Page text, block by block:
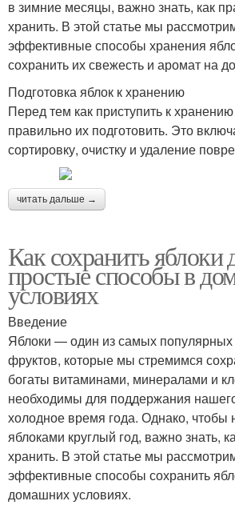
в зимние месяцы, важно знать, как
хранить. В этой статье мы
эффективные способы хранения
сохранить их свежесть и аромат на
Подготовка яблок к хранению
Перед тем как приступить к
правильно их подготовить. Это
сортировку, очистку и удаление
читать дальше →
Как сохранить яблоки
простые способы в
условиях
Введение
Яблоки — один из самых
фруктов, которые мы стремимся
богаты витаминами, минералами и
необходимы для поддержания
холодное время года. Однако, чтобы
яблоками круглый год, важно знать,
хранить. В этой статье мы
эффективные способы сохранить
домашних условиях.